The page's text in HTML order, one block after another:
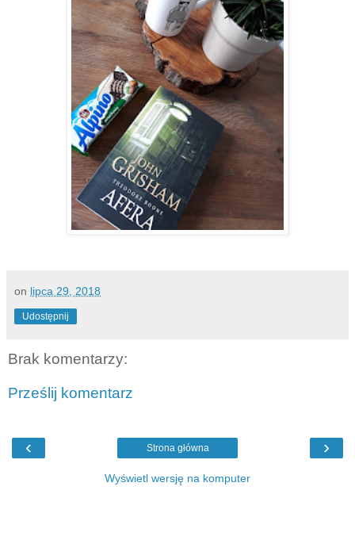
on lipca 29, 2018
Udostępnij
Brak komentarzy:
Prześlij komentarz
‹ ›
Strona główna
Wyświetl wersję na komputer